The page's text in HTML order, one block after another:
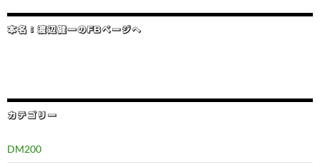
本名：渡辺健一のFBページへ
カテゴリー
DM200